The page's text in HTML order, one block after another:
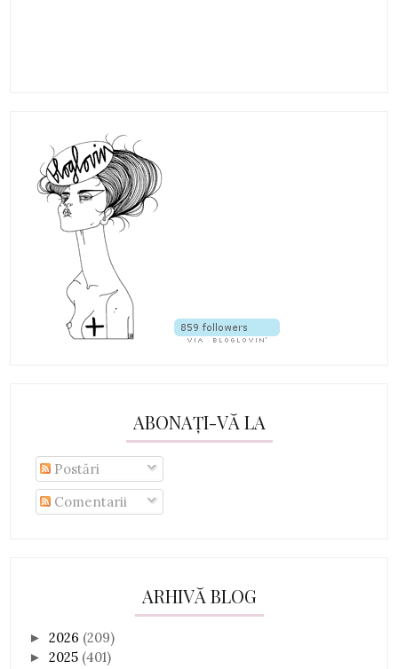
ABONAȚI-VĂ LA
Postări
Comentarii
ARHIVĂ BLOG
►2026 (209)
►2025 (401)